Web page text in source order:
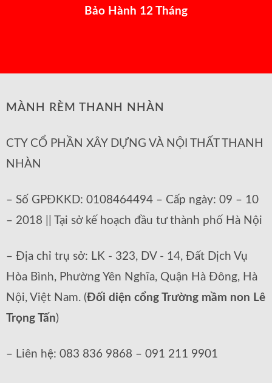
Bảo Hành 12 Tháng
MÀNH RÈM THANH NHÀN
CTY CỔ PHẦN XÂY DỰNG VÀ NỘI THẤT THANH
NHÀN
– Số GPĐKKD: 0108464494 – Cấp ngày: 09 – 10
– 2018 || Tại sở kế hoạch đầu tư thành phố Hà Nội
– Địa chỉ trụ sở: LK - 323, DV - 14, Đất Dịch Vụ
Hòa Bình, Phường Yên Nghĩa, Quận Hà Đông, Hà
Nội, Việt Nam. (Đối diện cổng Trường mầm non Lê
Trọng Tấn)
– Liên hệ: 083 836 9868 – 091 211 9901